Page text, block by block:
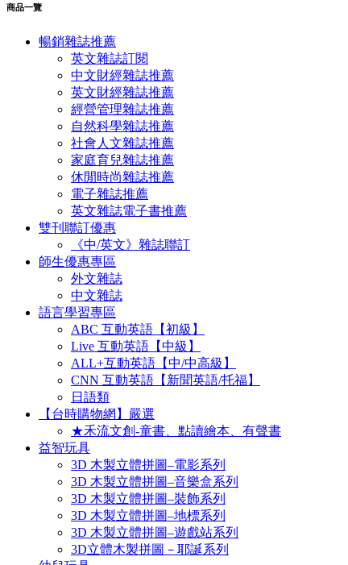
商品一覽
暢銷雜誌推薦
英文雜誌訂閱
中文財經雜誌推薦
英文財經雜誌推薦
經營管理雜誌推薦
自然科學雜誌推薦
社會人文雜誌推薦
家庭育兒雜誌推薦
休閒時尚雜誌推薦
電子雜誌推薦
英文雜誌電子書推薦
雙刊聯訂優惠
《中/英文》雜誌聯訂
師生優惠專區
外文雜誌
中文雜誌
語言學習專區
ABC 互動英語【初級】
Live 互動英語【中級】
ALL+互動英語【中/中高級】
CNN 互動英語【新聞英語/托福】
日語類
【台時購物網】嚴選
★禾流文創-童書、點讀繪本、有聲書
益智玩具
3D 木製立體拼圖–電影系列
3D 木製立體拼圖–音樂盒系列
3D 木製立體拼圖–裝飾系列
3D 木製立體拼圖–地標系列
3D 木製立體拼圖–遊戲站系列
3D立體木製拼圖－耶誕系列